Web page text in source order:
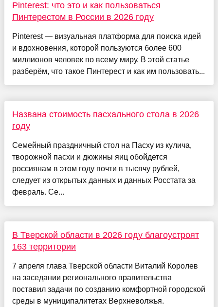
Pinterest: что это и как пользоваться
Пинтерестом в России в 2026 году
Pinterest — визуальная платформа для поиска идей
и вдохновения, которой пользуются более 600
миллионов человек по всему миру. В этой статье
разберём, что такое Пинтерест и как им пользовать...
Названа стоимость пасхального стола в 2026
году
Семейный праздничный стол на Пасху из кулича,
творожной пасхи и дюжины яиц обойдется
россиянам в этом году почти в тысячу рублей,
следует из открытых данных и данных Росстата за
февраль. Се...
В Тверской области в 2026 году благоустроят
163 территории
7 апреля глава Тверской области Виталий Королев
на заседании регионального правительства
поставил задачи по созданию комфортной городской
среды в муниципалитетах Верхневолжья.